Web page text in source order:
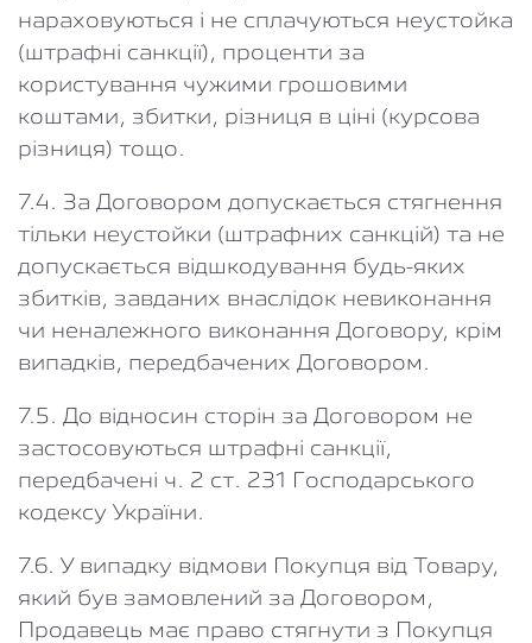
нараховуються і не сплачуються неустойка
(штрафні санкції), проценти за
користування чужими грошовими
коштами, збитки, різниця в ціні (курсова
різниця) тощо.
7.4. За Договором допускається стягнення
тільки неустойки (штрафних санкцій) та не
допускається відшкодування будь-яких
збитків, завданих внаслідок невиконання
чи неналежного виконання Договору, крім
випадків, передбачених Договором.
7.5. До відносин сторін за Договором не
застосовуються штрафні санкції,
передбачені ч. 2 ст. 231 Господарського
кодексу України.
7.6. У випадку відмови Покупця від Товару,
який був замовлений за Договором,
Продавець має право стягнути з Покупця